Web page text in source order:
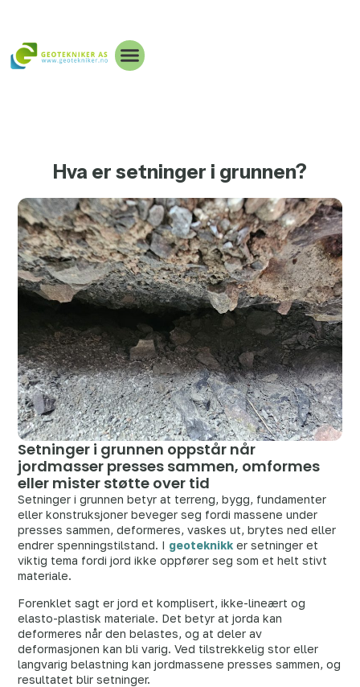
Hva er setninger i grunnen?
Setninger i grunnen oppstår når
jordmasser presses sammen, omformes
eller mister støtte over tid
Setninger i grunnen betyr at terreng, bygg, fundamenter
eller konstruksjoner beveger seg fordi massene under
presses sammen, deformeres, vaskes ut, brytes ned eller
endrer spenningstilstand. I geoteknikk er setninger et
viktig tema fordi jord ikke oppfører seg som et helt stivt
materiale.
Forenklet sagt er jord et komplisert, ikke-lineært og
elasto-plastisk materiale. Det betyr at jorda kan
deformeres når den belastes, og at deler av
deformasjonen kan bli varig. Ved tilstrekkelig stor eller
langvarig belastning kan jordmassene presses sammen, og
resultatet blir setninger.